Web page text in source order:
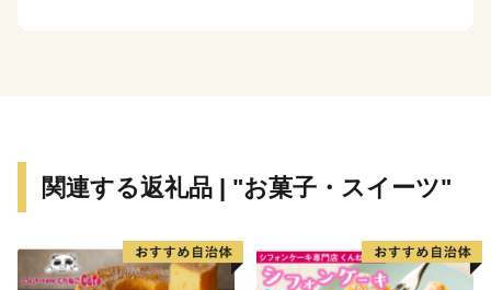
まちに満ちていること。
と。
６．子どもたちが地域への愛着を育み、豊岡で世界
関連する返礼品 | "お菓子・スイーツ"